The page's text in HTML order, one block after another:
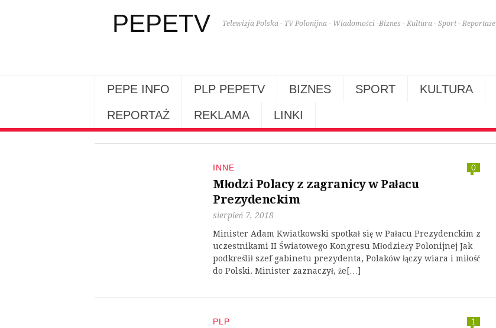
PEPETV Telewizja Polska - TV Polonijna - Wiadomości -Biznes - Kultura - Sport - Reportaże
PEPE INFO PLP PEPETV BIZNES SPORT KULTURA
REPORTAŻ
REKLAMA LINKI
INNE 0
Młodzi Polacy z zagranicy w Pałacu
Prezydenckim
sierpień 7, 2018
Minister Adam Kwiatkowski spotkał się w Pałacu Prezydenckim z
uczestnikami II Światowego Kongresu Młodzieży Polonijnej Jak
podkreślił szef gabinetu prezydenta, Polaków łączy wiara i miłość
do Polski. Minister zaznaczył, że[…]
PLP 1